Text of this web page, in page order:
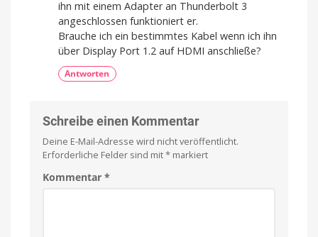
ihn mit einem Adapter an Thunderbolt 3
angeschlossen funktioniert er.
Brauche ich ein bestimmtes Kabel wenn ich ihn
über Display Port 1.2 auf HDMI anschließe?
Antworten
Schreibe einen Kommentar
Deine E-Mail-Adresse wird nicht veröffentlicht.
Erforderliche Felder sind mit* markiert
Kommentar *